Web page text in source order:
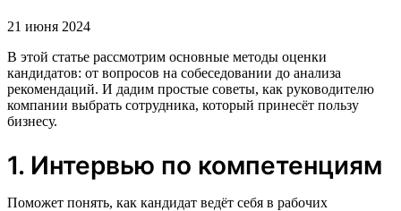
21 июня 2024
В этой статье рассмотрим основные методы оценки
кандидатов: от вопросов на собеседовании до анализа
рекомендаций. И дадим простые советы, как руководителю
компании выбрать сотрудника, который принесёт пользу
бизнесу.
1. Интервью по компетенциям
Поможет понять, как кандидат ведёт себя в рабочих